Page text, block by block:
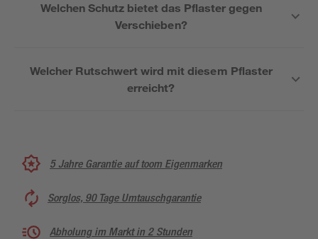
Welchen Schutz bietet das Pflaster gegen
Verschieben?
Welcher Rutschwert wird mit diesem Pflaster
erreicht?
5 Jahre Garantie auf toom Eigenmarken
Sorglos, 90 Tage Umtauschgarantie
Abholung im Markt in 2 Stunden